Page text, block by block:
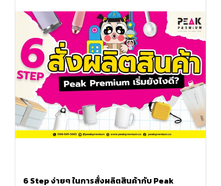
6 Step ง่ายๆ ในการสั่งผลิตสินค้ากับ Peak